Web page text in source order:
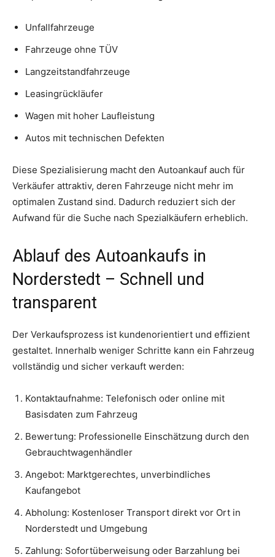
Unfallfahrzeuge
Fahrzeuge ohne TÜV
Langzeitstandfahrzeuge
Leasingrückläufer
Wagen mit hoher Laufleistung
Autos mit technischen Defekten
Diese Spezialisierung macht den Autoankauf auch für
Verkäufer attraktiv, deren Fahrzeuge nicht mehr im
optimalen Zustand sind. Dadurch reduziert sich der
Aufwand für die Suche nach Spezialkäufern erheblich.
Ablauf des Autoankaufs in
Norderstedt – Schnell und
transparent
Der Verkaufsprozess ist kundenorientiert und effizient
gestaltet. Innerhalb weniger Schritte kann ein Fahrzeug
vollständig und sicher verkauft werden:
Kontaktaufnahme: Telefonisch oder online mit
Basisdaten zum Fahrzeug
Bewertung: Professionelle Einschätzung durch den
Gebrauchtwagenhändler
Angebot: Marktgerechtes, unverbindliches
Kaufangebot
Abholung: Kostenloser Transport direkt vor Ort in
Norderstedt und Umgebung
Zahlung: Sofortüberweisung oder Barzahlung bei